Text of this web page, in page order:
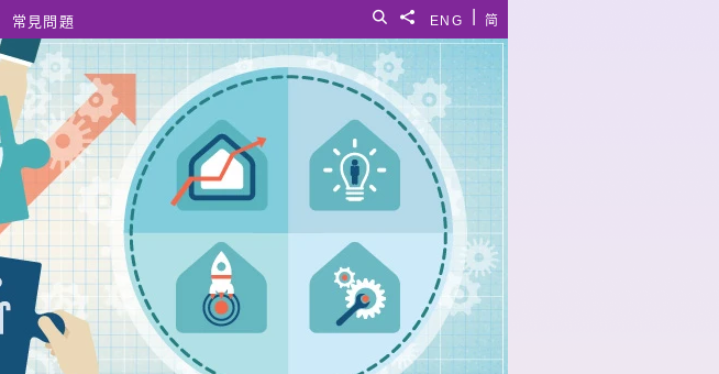
简
ENG
分享給
搜尋
常見問題